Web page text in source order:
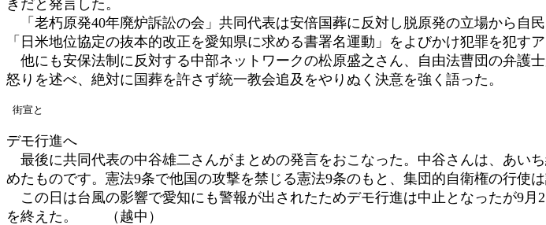
きだと発言した。
「老朽原発40年廃炉訴訟の会」共同代表は安倍国葬に反対し脱原発の立場から自
「日米地位協定の抜本的改正を愛知県に求める書署名運動」をよびかけ犯罪を犯す
他にも安保法制に反対する中部ネットワークの松原盛之さん、自由法曹団の弁護
怒りを述べ、絶対に国葬を許さず統一教会追及をやりぬく決意を強く語った。
街宣と
デモ行進へ
最後に共同代表の中谷雄二さんがまとめの発言をおこなった。中谷さんは、あい
めたものです。憲法9条で他国の攻撃を禁じる憲法9条のもと、集団的自衛権の行使
この日は台風の影響で愛知にも警報が出されたためデモ行進は中止となったが9月
を終えた。 （越中）